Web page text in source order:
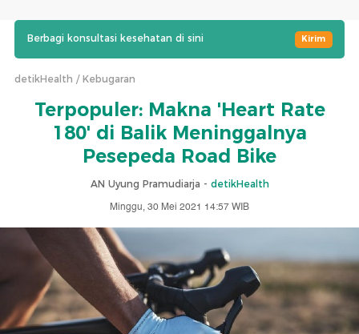
Berbagi konsultasi kesehatan di sini Kirim
detikHealth Kebugaran
Terpopuler: Makna 'Heart Rate
180' di Balik Meninggalnya
Pesepeda Road Bike
AN Uyung Pramudiarja - detikHealth
Minggu, 30 Mei 2021 14:57 WIB